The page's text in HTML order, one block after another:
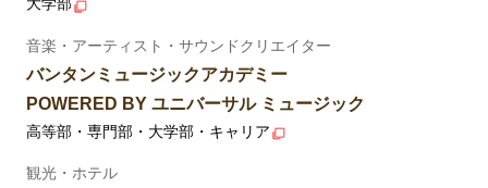
大学部
音楽・アーティスト・サウンドクリエイター
バンタンミュージックアカデミー
POWERED BY ユニバーサル ミュージック
高等部・専門部・大学部・キャリア
観光・ホテル